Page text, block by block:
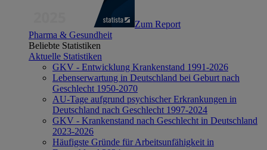
Zum Report
Pharma & Gesundheit
Beliebte Statistiken
Aktuelle Statistiken
GKV - Entwicklung Krankenstand 1991-2026
Lebenserwartung in Deutschland bei Geburt nach
Geschlecht 1950-2070
AU-Tage aufgrund psychischer Erkrankungen in
Deutschland nach Geschlecht 1997-2024
GKV - Krankenstand nach Geschlecht in Deutschland
2023-2026
Häufigste Gründe für Arbeitsunfähigkeit in